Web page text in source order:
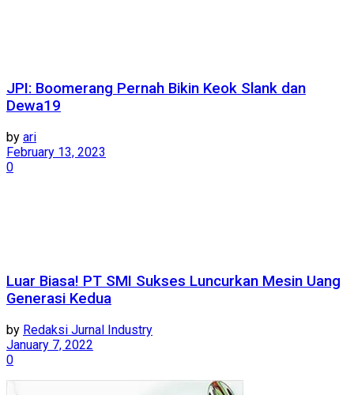
JPI: Boomerang Pernah Bikin Keok Slank dan
Dewa19
by ari
February 13, 2023
0
Luar Biasa! PT SMI Sukses Luncurkan Mesin Uang
Generasi Kedua
by Redaksi Jurnal Industry
January 7, 2022
0